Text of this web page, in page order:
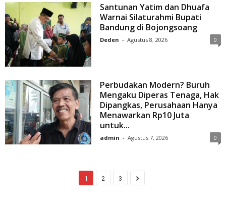
Santunan Yatim dan Dhuafa
Warnai Silaturahmi Bupati
Bandung di Bojongsoang
Deden - Agustus 8, 2026 0
Perbudakan Modern? Buruh
Mengaku Diperas Tenaga, Hak
Dipangkas, Perusahaan Hanya
Menawarkan Rp10 Juta
untuk...
admin - Agustus 7, 2026 0
1 2 3